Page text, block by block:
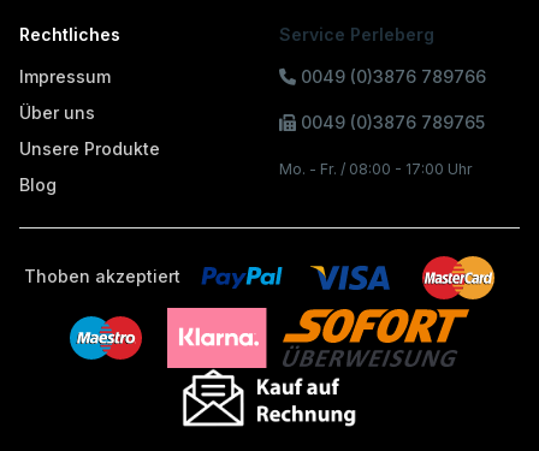
Rechtliches
Impressum
Über uns
Unsere Produkte
Blog
Service Perleberg
0049 (0)3876 789766
0049 (0)3876 789765
Mo. - Fr. / 08:00 - 17:00 Uhr
Thoben akzeptiert